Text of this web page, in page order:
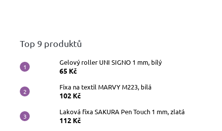
Top 9 produktů
Gelový roller UNI SIGNO 1 mm, bílý
65 Kč
Fixa na textil MARVY M223, bílá
102 Kč
Laková fixa SAKURA Pen Touch 1 mm, zlatá
112 Kč